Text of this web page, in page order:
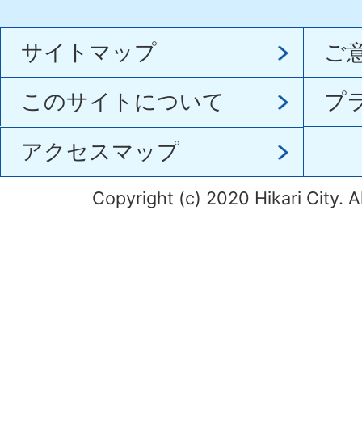
サイトマップ
ご
このサイトについて
プ
アクセスマップ
Copyright (c) 2020 Hikari City.